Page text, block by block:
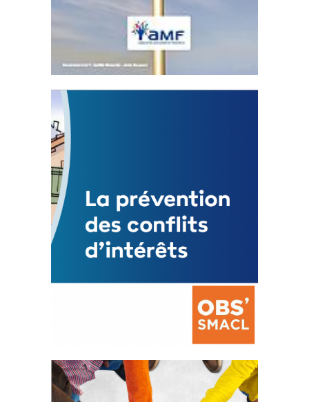
Statut de l’élu local
3 avril 2024
Mise à jour avril 2024
FEUILLETER
La prévention des conflits
d’intérêts
18 septembre 2023